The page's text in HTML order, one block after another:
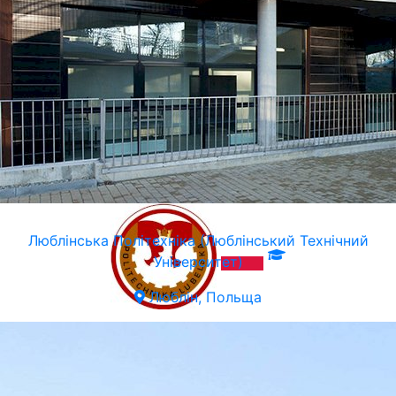
Люблiнська Політехніка (Люблінський Технічний
Університет)
Люблін, Польща